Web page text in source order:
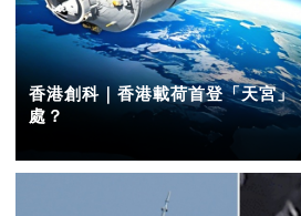
香港創科｜香港載荷首登「天宮
處？